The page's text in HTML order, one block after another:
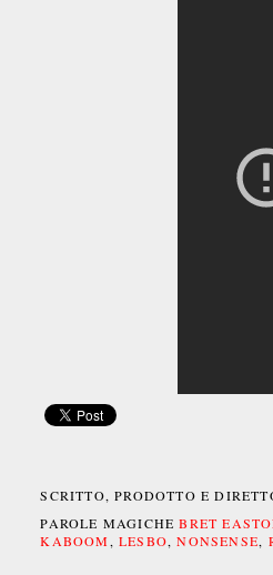
SCRITTO, PRODOTTO E
PAROLE MAGICHEBRET
KABOOM,LESBO,NONSENSE,